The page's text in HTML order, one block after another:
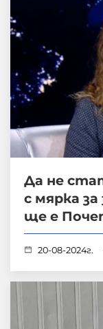
Да не
с мярка
ще е
20-08-2024г.